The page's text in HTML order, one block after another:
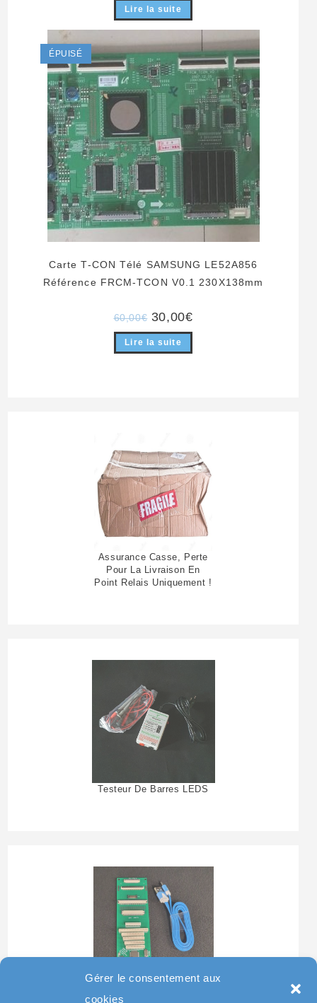
Gérer le consentement aux
cookies
Lire la suite
ÉPUISÉ
Carte T-CON Télé SAMSUNG LE52A856
Référence FRCM-TCON V0.1 230X138mm
60,00€ Le
prix
initial
était :
60,00€.
30,00€Le
prix
actuel
30,00€.
Lire la suite
Assurance Casse, Perte
Pour La Livraison En
Point Relais Uniquement !
Testeur De Barres LEDS
Testeur Pour Clavier De